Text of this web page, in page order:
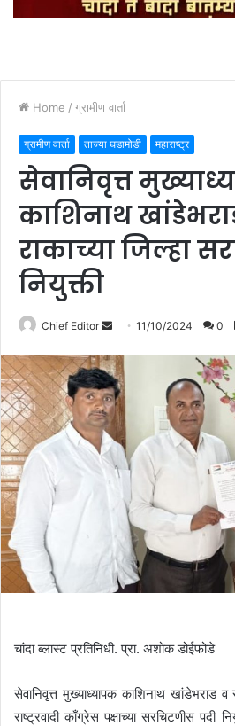
Home / ग्रामीण वार्ता
ग्रामीण वार्ता ताज्या घडामोडी महाराष्ट्र
सेवानिवृत्त
काशिनाथ
राकाच्या जिल्हा
नियुक्ती
Chief Editor
n
d
a
n
m
11/10/2024 0
चांदा ब्लास्ट प्रतिनिधी. प्रा. अशोक डोईफोडे
सेवानिवृत्त मुख्याध्यापक काशिनाथ खांडेभराड व
राष्ट्रवादी काँग्रेस पक्षाच्या सरचिटणीस